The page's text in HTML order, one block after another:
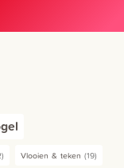
Vlooien & teken 19